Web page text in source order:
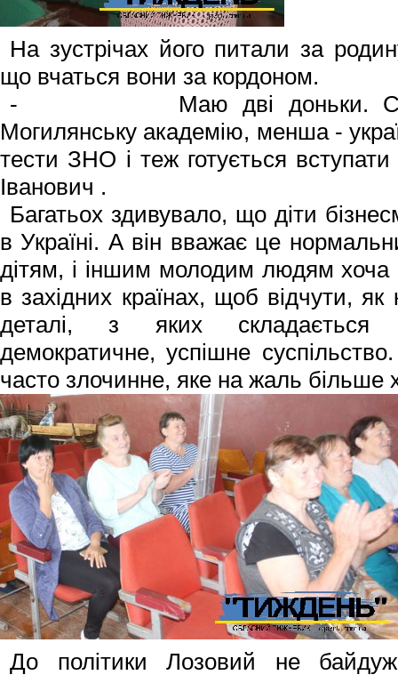
На зустрічах його питали за
що вчаться вони за кордоном.
- Маю дві доньки.
Могилянську академію, менша -
тести ЗНО і теж готується
Іванович .
Багатьох здивувало, що діти
в Україні. А він вважає це
дітям, і іншим молодим людям
в західних країнах, щоб відчути, як
деталі, з яких складається
демократичне, успішне
часто злочинне, яке на жаль більше
До політики Лозовий не